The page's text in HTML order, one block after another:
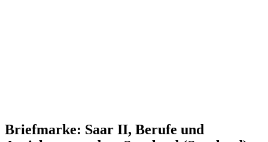
Briefmarke: Saar II, Berufe und